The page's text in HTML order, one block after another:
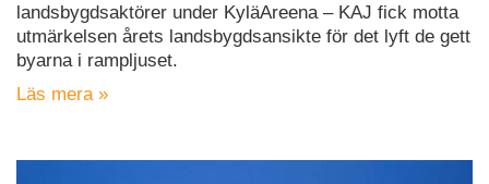
landsbygdsaktörer under KyläAreena – KAJ fick motta
utmärkelsen årets landsbygdsansikte för det lyft de gett
byarna i rampljuset.
Läs mera »